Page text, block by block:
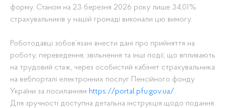
форму. Станом на 23 березня 2026 року лише 34,01%
страхувальників у нашій громаді виконали цю вимогу.
Роботодавці зобов’язані внести дані про прийняття на
роботу, переведення, звільнення та інші події, що впливають
на трудовий стаж, через особистий кабінет страхувальника
на вебпорталі електронних послуг Пенсійного фонду
України за посиланням https://portal.pfu.gov.ua/.
Для зручності доступна детальна інструкція щодо подання